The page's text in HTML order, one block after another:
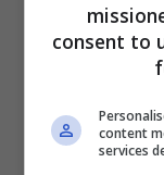
I
Per ottenere
consent to
content
services